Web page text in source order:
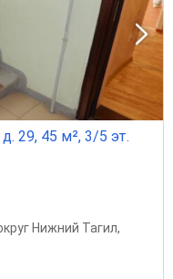
29, 45 м², 3/5 эт.
Нижний Тагил,